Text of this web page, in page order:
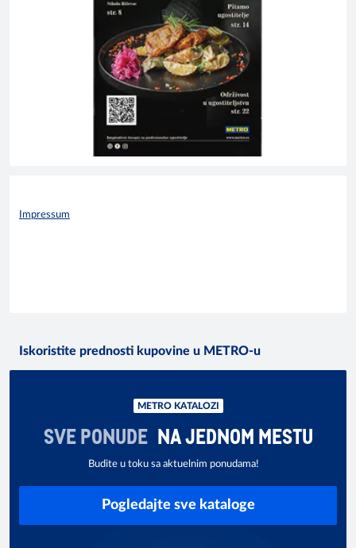
Impressum
Iskoristite prednosti kupovine u METRO-u
METRO KATALOZI
SVE PONUDE NA JEDNOM MESTU
Budite u toku sa aktuelnim ponudama!
Pogledajte sve kataloge